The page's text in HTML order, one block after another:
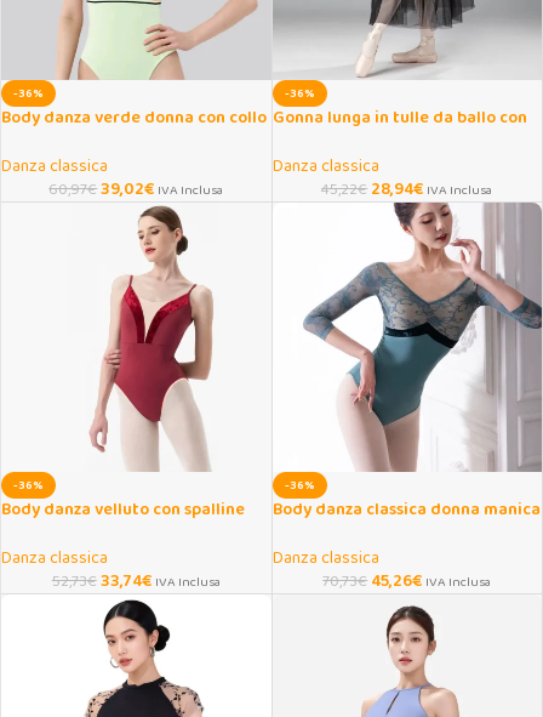
-36%
Body danza verde donna con collo
Danza classica
60,97€39,02€ IVA Inclusa
-36%
Gonna lunga in tulle da ballo con
Danza classica
45,22€28,94€ IVA Inclusa
-36%
Body danza velluto con spalline
Danza classica
52,73€33,74€ IVA Inclusa
-36%
Body danza classica donna manica
Danza classica
70,73€45,26€ IVA Inclusa